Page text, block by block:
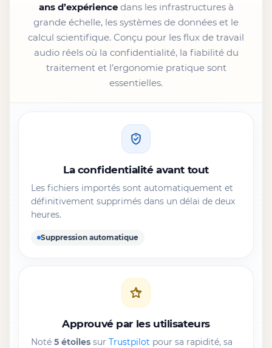
ans d’expériencedans les infrastructures à
grande échelle, les systèmes de données et le
calcul scientifique. Conçu pour les flux de travail
audio réels où la confidentialité, la fiabilité du
traitement et l’ergonomie pratique sont
essentielles.
La confidentialité avant tout
Les fichiers importés sont automatiquement et
définitivement supprimés dans un délai de deux
heures.
Suppression automatique
Approuvé par les utilisateurs
Noté 5 étoiles sur Trustpilot pour sa rapidité, sa